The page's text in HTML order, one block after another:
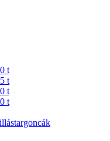
t
t
t
t